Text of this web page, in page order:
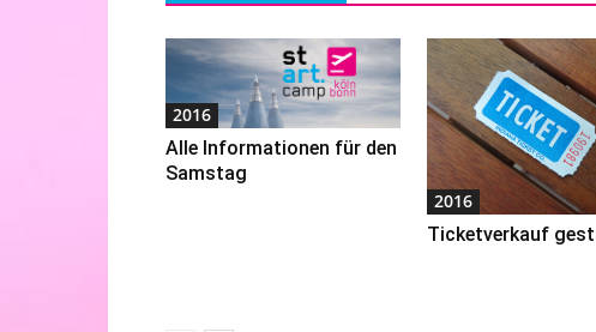
2016
Alle Informationen für den
Samstag
2016
Ticketverkauf